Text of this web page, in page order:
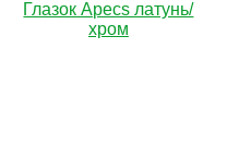
Глазок Apecs латунь/
хром